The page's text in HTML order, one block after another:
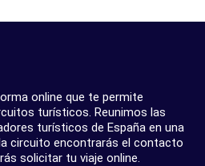
online que te permite
turísticos. Reunimos las
turísticos de España en una
circuito encontrarás el contacto
solicitar tu viaje online.